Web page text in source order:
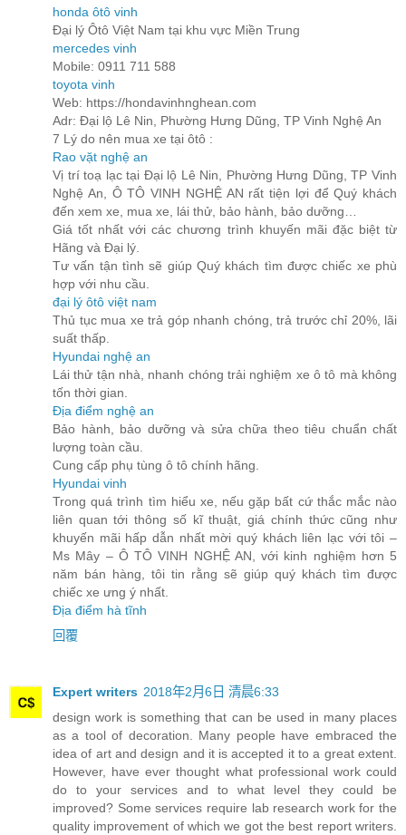
honda ôtô vinh
Đại lý Ôtô Việt Nam tại khu vực Miền Trung
mercedes vinh
Mobile: 0911 711 588
toyota vinh
Web: https://hondavinhnghean.com
Adr: Đại lộ Lê Nin, Phường Hưng Dũng, TP Vinh Nghệ An
7 Lý do nên mua xe tại ôtô :
Rao vặt nghệ an
Vị trí toạ lạc tại Đại lộ Lê Nin, Phường Hưng Dũng, TP Vinh
Nghệ An, Ô TÔ VINH NGHỆ AN rất tiện lợi để Quý khách
đến xem xe, mua xe, lái thử, bảo hành, bảo dưỡng…
Giá tốt nhất với các chương trình khuyến mãi đặc biệt từ
Hãng và Đại lý.
Tư vấn tận tình sẽ giúp Quý khách tìm được chiếc xe phù
hợp với nhu cầu.
đại lý ôtô việt nam
Thủ tục mua xe trả góp nhanh chóng, trả trước chỉ 20%, lãi
suất thấp.
Hyundai nghệ an
Lái thử tận nhà, nhanh chóng trải nghiệm xe ô tô mà không
tốn thời gian.
Địa điểm nghệ an
Bảo hành, bảo dưỡng và sửa chữa theo tiêu chuẩn chất
lượng toàn cầu.
Cung cấp phụ tùng ô tô chính hãng.
Hyundai vinh
Trong quá trình tìm hiểu xe, nếu gặp bất cứ thắc mắc nào
liên quan tới thông số kĩ thuật, giá chính thức cũng như
khuyến mãi hấp dẫn nhất mời quý khách liên lạc với tôi –
Ms Mây – Ô TÔ VINH NGHỆ AN, với kinh nghiệm hơn 5
năm bán hàng, tôi tin rằng sẽ giúp quý khách tìm được
chiếc xe ưng ý nhất.
Địa điểm hà tĩnh
回覆
Expert writers 2018年2月6日 清晨6:33
design work is something that can be used in many places
as a tool of decoration. Many people have embraced the
idea of art and design and it is accepted it to a great extent.
However, have ever thought what professional work could
do to your services and to what level they could be
improved? Some services require lab research work for the
quality improvement of which we got the best report writers.